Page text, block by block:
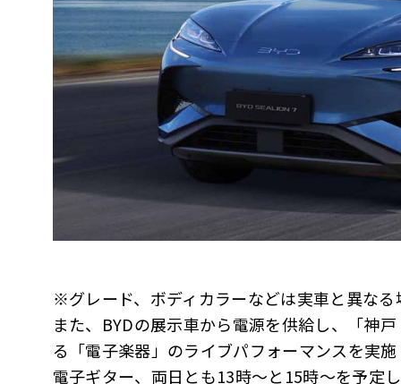
※グレード、ボディカラーなどは実車と異な
また、BYDの展示車から電源を供給し、「神
る「電子楽器」のライブパフォーマンスを実
電子ギター、両日とも13時～と15時～を予定